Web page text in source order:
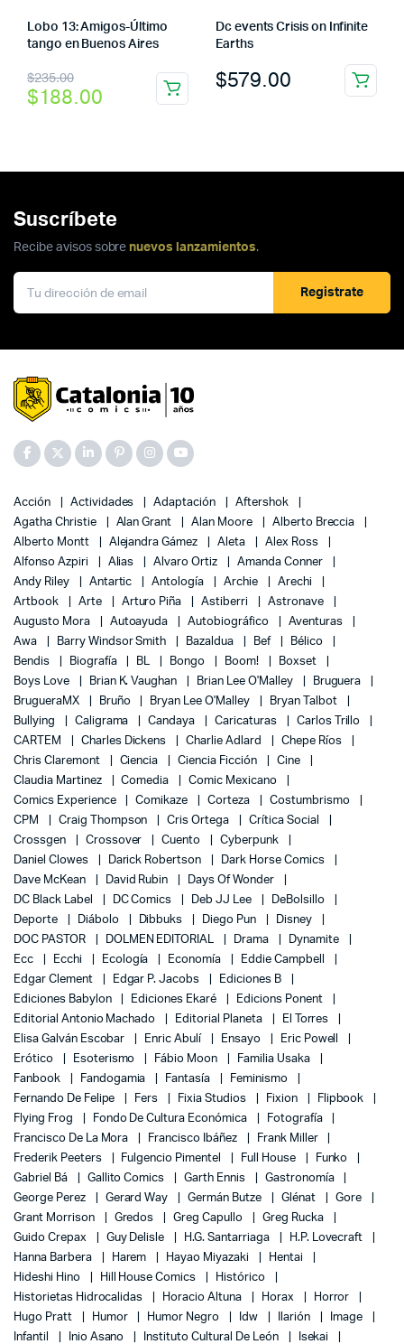
Lobo 13: Amigos-Último
tango en Buenos Aires
$235.00
El
precio
era:
$188.00
El
precio
es:
Dc events Crisis on Infinite
Earths
$579.00
Suscríbete
Recibe avisos sobre nuevos lanzamientos.
Registrate
Acción Actividades Adaptación
Aftershok
Agatha Christie
Alan Grant Alan Moore
Alberto Breccia
Alberto Montt
Alejandra Gámez Aleta
Alex Ross
Alfonso Azpiri
Alias Alvaro Ortiz
Amanda Conner
Andy Riley
Antartic Antología Archie
Arechi
Artbook
Arte Arturo Piña Astiberri
Astronave
Augusto Mora
Autoayuda Autobiográfico
Aventuras
Awa
Barry Windsor Smith Bazaldua Bef
Bélico
Bendis
Biografía BL Bongo Boom!
Boxset
Boys Love
Brian K. Vaughan Brian Lee O'Malley
Bruguera
BrugueraMX
Bruño Bryan Lee O'Malley
Bryan Talbot
Bullying
Caligrama Candaya Caricaturas
Carlos Trillo
CARTEM
Charles Dickens Charlie Adlard
Chepe Ríos
Chris Claremont
Ciencia Ciencia Ficción
Cine
Claudia Martinez
Comedia
Comic Mexicano
Comics Experience
Comikaze Corteza
Costumbrismo
CPM
Craig Thompson Cris Ortega
Crítica Social
Crossgen
Crossover Cuento
Cyberpunk
Daniel Clowes
Darick Robertson
Dark Horse Comics
Dave McKean
David Rubin
Days Of Wonder
DC Black Label
DC Comics Deb JJ Lee
DeBolsillo
Deporte
Diábolo Dibbuks Diego Pun
Disney
DOC PASTOR
DOLMEN EDITORIAL Drama
Dynamite
Ecc
Ecchi Ecología Economía
Eddie Campbell
Edgar Clement
Edgar P. Jacobs
Ediciones B
Ediciones Babylon
Ediciones Ekaré
Edicions Ponent
Editorial Antonio Machado
Editorial Planeta
El Torres
Elisa Galván Escobar
Enric Abulí Ensayo
Eric Powell
Erótico
Esoterismo Fábio Moon
Familia Usaka
Fanbook
Fandogamia Fantasía
Feminismo
Fernando De Felipe
Fers Fixia Studios Fixion
Flipbook
Flying Frog
Fondo De Cultura Económica
Fotografía
Francisco De La Mora
Francisco Ibáñez
Frank Miller
Frederik Peeters
Fulgencio Pimentel Full House
Funko
Gabriel Bá
Gallito Comics Garth Ennis
Gastronomía
George Perez
Gerard Way Germán Butze Glénat
Gore
Grant Morrison
Gredos Greg Capullo
Greg Rucka
Guido Crepax
Guy Delisle H.G. Santarriaga
H.P. Lovecraft
Hanna Barbera
Harem Hayao Miyazaki
Hentai
Hideshi Hino
Hill House Comics
Histórico
Historietas Hidrocalidas
Horacio Altuna Horax
Horror
Hugo Pratt
Humor Humor Negro Idw Ilarión
Image
Infantil
Inio Asano Instituto Cultural De León
Isekai